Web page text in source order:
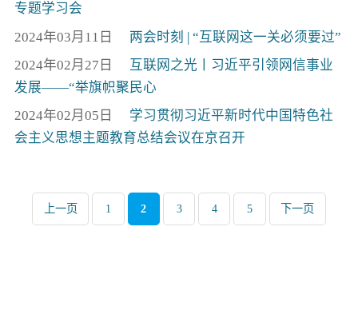
专题学习会
2024年03月11日
两会时刻 | “互联网这一关必须要过”
2024年02月27日
互联网之光丨习近平引领网信事业
发展——“举旗帜聚民心
2024年02月05日
学习贯彻习近平新时代中国特色社
会主义思想主题教育总结会议在京召开
上一页 1 2 3 4 5 下一页